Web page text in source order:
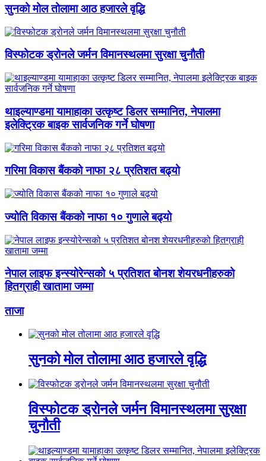
सुनको मोल तोलामा आठ हजारले वृद्धि
विस्फोटक ड्रोनले जर्मन विमानस्थलमा सुरक्षा चुनौती
थाइल्याण्डमा यामाहाका उत्कृष्ट डिलर सम्मानित, नेपालमा
इलेक्ट्रिक बाइक सार्वजनिक गर्ने घोषणा
गरिमा विकास बैंकको नाफा २८ प्रतिशत बढ्यो
ज्योति विकास बैंकको नाफा १० गुणाले बढ्यो
नेपाल लाइफ इन्स्योरेन्सको ५ प्रतिशत बोनश शेयरधनीहरुको
हितग्राही खातामा जम्मा
ताजा
सुनको मोल तोलामा आठ हजारले वृद्धि
विस्फोटक ड्रोनले जर्मन विमानस्थलमा सुरक्षा
चुनौती